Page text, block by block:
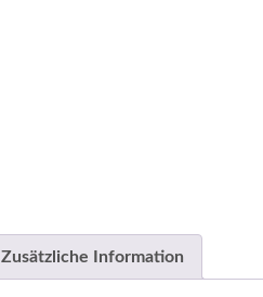
Zusätzliche Information